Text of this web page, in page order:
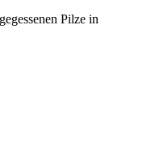
Pilze in